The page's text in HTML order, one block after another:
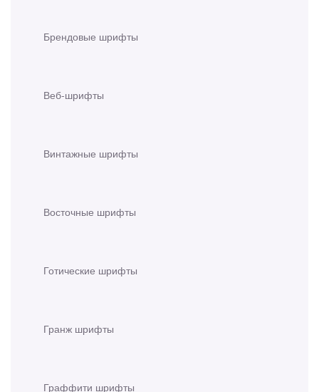
Брендовые шрифты
Веб-шрифты
Винтажные шрифты
Восточные шрифты
Готические шрифты
Гранж шрифты
Граффити шрифты